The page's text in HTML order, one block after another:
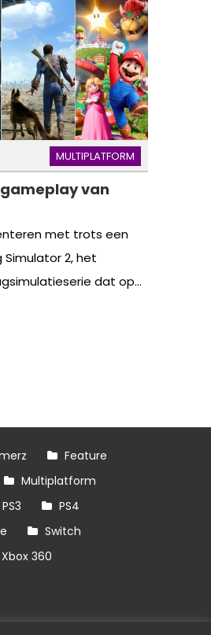
MULTIPLATFORM
van
met trots een
Simulator 2, het
dat op...
Feature
Multiplatform
PS3
PS4
Switch
Xbox 360